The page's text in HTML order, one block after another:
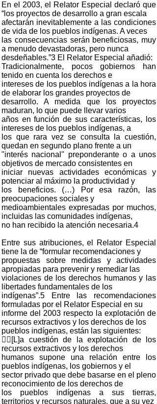
En el 2003, el Relator Especial declaró que
“los proyectos de desarrollo a gran escala
afectarán inevitablemente a las condiciones
de vida de los pueblos indígenas. A veces
las consecuencias serán beneficiosas, muy
a menudo devastadoras, pero nunca
desdeñables.”3 El Relator Especial añadió:
Tradicionalmente, pocos gobiernos han
tenido en cuenta los derechos e
intereses de los pueblos indígenas a la hora
de elaborar los grandes proyectos de
desarrollo. A medida que los proyectos
maduran, lo que puede llevar varios
años en función de sus características, los
intereses de los pueblos indígenas, a
los que rara vez se consulta la cuestión,
quedan en segundo plano frente a un
"interés nacional" preponderante o a unos
objetivos de mercado consistentes en
iniciar nuevas actividades económicas y
potenciar al máximo la productividad y
los beneficios. (…) Por esa razón, las
preocupaciones sociales y
medioambientales expresadas por muchos,
incluidas las comunidades indígenas,
no han recibido la atención necesaria.4
Entre sus atribuciones, el Relator Especial
tiene la de “formular recomendaciones y
propuestas sobre medidas y actividades
apropiadas para prevenir y remediar las
violaciones de los derechos humanos y las
libertades fundamentales de los
indígenas”.5 Entre las recomendaciones
formuladas por el Relator Especial en su
informe del 2003 respecto la explotación de
recursos extractivos y los derechos de los
pueblos indígenas, están las siguientes:
[L]a cuestión de la explotación de los
recursos extractivos y los derechos
humanos supone una relación entre los
pueblos indígenas, los gobiernos y el
sector privado que debe basarse en el pleno
reconocimiento de los derechos de
los pueblos indígenas a sus tierras,
territorios y recursos naturales, que a su vez